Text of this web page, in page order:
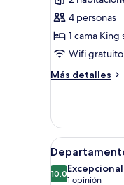
Front
Luxury
Apartment
2
bedroom
4 personas
1 cama King
Wifi gratuito
Más detalles
Más
Front
Luxury
Apartment
bedroom
Abrir
todas
las
1
10.010.0 de 10
Excepcional
1 opinión
(1